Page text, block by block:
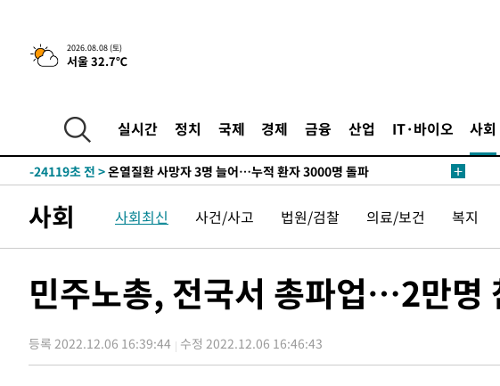
2026.08.08 (토)
서울 32.7℃
실시간 정치 국제 경제 금융 산업 IT·바이오 사회
4시간 전 >[속보]뉴욕증시 상승 마감…S&P 0.6% 나스닥 1.3%↑
-26098초 전 >낮 최고 35도 '무더위'…동해안 시간당 30㎜ '강한 비'[내일날씨]
틀레티코 이적"
-25150초 전 >
수도권 40도 육박 '펄펄'…동해안 일부 지역엔 호의주의보
-24119초 전 >
-18064초 전 >강릉에 시간당 81.4㎜ 물폭탄…도로 잠기고 담벼락 붕괴
-11881초 전 >
선재도서 해루질 나섰다 실종 60대, 닷새 만에 숨진 채 발견
-9415초 전 >남자 농구, 나고야 아시안게임서 '홈팀' 일본과 한일전
-5018초 전 >극한폭염 한풀 꺾이지만…'낮 최고 35도' 무더위, 열대야 계속[다음
-553초 전 >[속보]'압수수색·성접대 논란' 축구협회 "실망과 걱정 안겨드려 죄송"
3시간 전 >'최고 37도' 폭염 지속…강원동해안 최대 150㎜ 비
사회 사회최신 사건/사고 법원/검찰 의료/보건 복지
민주노총, 전국서 총파업…2만명
등록 2022.12.06 16:39:44 수정 2022.12.06 16:46:43